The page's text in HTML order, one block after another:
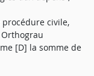
civile,
[D] la somme de